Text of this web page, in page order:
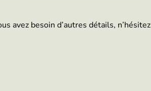
avez besoin d’autres détails, n’hésitez